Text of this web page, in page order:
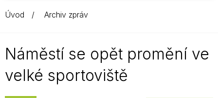
Úvod Archiv zpráv
Náměstí se opět promění ve
velké sportoviště